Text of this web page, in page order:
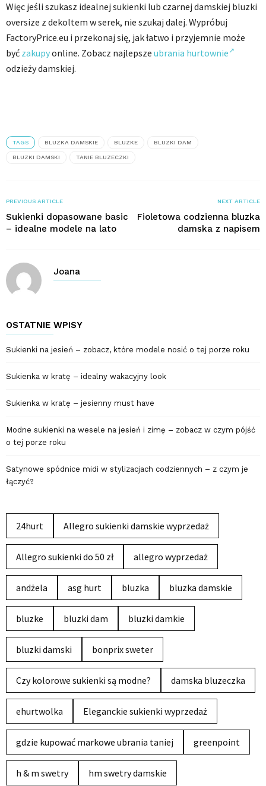
Więc jeśli szukasz idealnej sukienki lub czarnej damskiej bluzki
oversize z dekoltem w serek, nie szukaj dalej. Wypróbuj
FactoryPrice.eu i przekonaj się, jak łatwo i przyjemnie może
być zakupyonline. Zobacz najlepsze ubrania hurtownie
odzieży damskiej.
TAGS BLUZKA DAMSKIE BLUZKE BLUZKI DAM
BLUZKI DAMSKI TANIE BLUZECZKI
PREVIOUS ARTICLE
Sukienki dopasowane basic
– idealne modele na lato
NEXT ARTICLE
Fioletowa codzienna bluzka
damska z napisem
Joana
OSTATNIE WPISY
Sukienki na jesień – zobacz, które modele nosić o tej porze roku
Sukienka w kratę – idealny wakacyjny look
Sukienka w kratę – jesienny must have
Modne sukienki na wesele na jesień i zimę – zobacz w czym pójść
o tej porze roku
Satynowe spódnice midi w stylizacjach codziennych – z czym je
łączyć?
24hurt Allegro sukienki damskie wyprzedaż
Allegro sukienki do 50 zł allegro wyprzedaż
andżela asg hurt bluzka bluzka damskie
bluzke bluzki dam bluzki damkie
bluzki damski bonprix sweter
Czy kolorowe sukienki są modne? damska bluzeczka
ehurtwolka Eleganckie sukienki wyprzedaż
gdzie kupować markowe ubrania taniej greenpoint
h & m swetry hm swetry damskie